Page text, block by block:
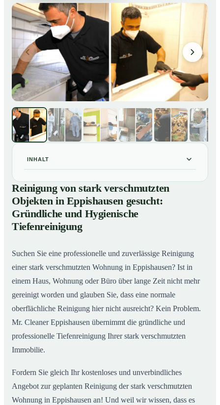
INHALT
01Reinigung von stark verschmutzten Objekten in
Eppishausen gesucht: Gründliche und Hygienische
Tiefenreinigung
02So reinigen unsere Profis stark verschmutzte
Wohnungen in Eppishausen
Reinigung von stark verschmutzten
Objekten in Eppishausen gesucht:
Gründliche und Hygienische
Tiefenreinigung
Suchen Sie eine professionelle und zuverlässige Reinigung
einer stark verschmutzten Wohnung in Eppishausen? Ist in
einem Haus, Wohnung oder Büro über lange Zeit nicht mehr
gereinigt worden und glauben Sie, dass eine normale
oberflächliche Reinigung hier nicht ausreicht? Kein Problem.
Mr. Cleaner Eppishausen übernimmt die gründliche und
professionelle Tiefenreinigung Ihrer stark verschmutzten
Immobilie.
Fordern Sie gleich Ihr kostenloses und unverbindliches
Angebot zur geplanten Reinigung der stark verschmutzten
Wohnung in Eppishausen an! Und weil wir wissen, dass es